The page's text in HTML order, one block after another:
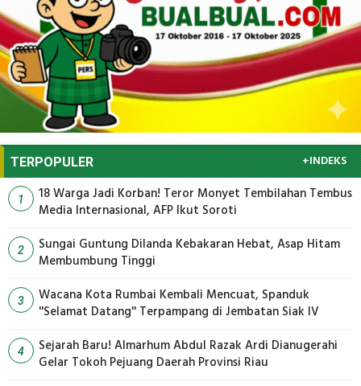
TERPOPULER +INDEKS
1
18 Warga Jadi Korban! Teror Monyet Tembilahan Tembus
Media Internasional, AFP Ikut Soroti
2
Sungai Guntung Dilanda Kebakaran Hebat, Asap Hitam
Membumbung Tinggi
3
Wacana Kota Rumbai Kembali Mencuat, Spanduk
''Selamat Datang'' Terpampang di Jembatan Siak IV
4
Sejarah Baru! Almarhum Abdul Razak Ardi Dianugerahi
Gelar Tokoh Pejuang Daerah Provinsi Riau